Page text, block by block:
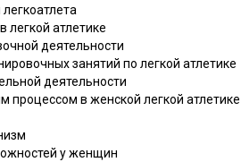
легкой атлетике
деятельности
занятий по легкой атлетике
деятельности
процессом в женской легкой атлетике
у женщин